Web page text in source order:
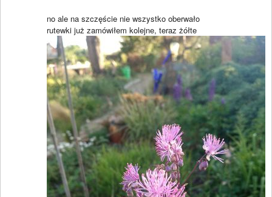
no ale na szczęście nie wszystko oberwało
rutewki już zamówiłem kolejne, teraz żółte